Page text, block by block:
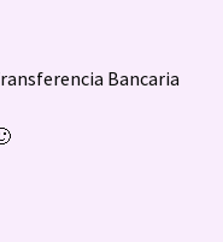
Bancaria